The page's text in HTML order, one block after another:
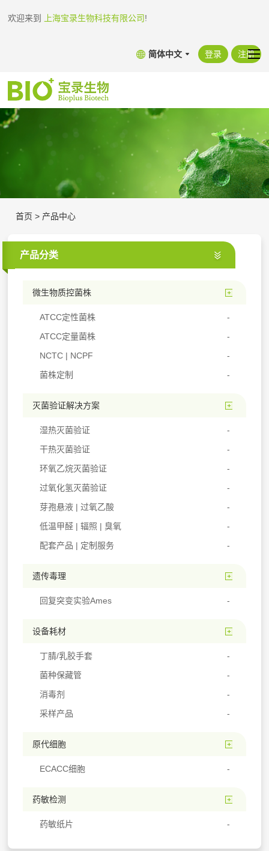
欢迎来到 上海宝录生物科技有限公司!
简体中文 登录 注册
首页 > 产品中心
产品分类
微生物质控菌株
ATCC定性菌株
ATCC定量菌株
NCTC | NCPF
菌株定制
灭菌验证解决方案
湿热灭菌验证
干热灭菌验证
环氧乙烷灭菌验证
过氧化氢灭菌验证
芽孢悬液 | 过氧乙酸
低温甲醛 | 辐照 | 臭氧
配套产品 | 定制服务
遗传毒理
回复突变实验Ames
设备耗材
丁腈/乳胶手套
菌种保藏管
消毒剂
采样产品
原代细胞
ECACC细胞
药敏检测
药敏纸片